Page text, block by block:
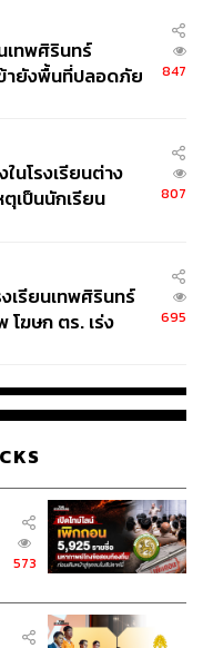
อไม่ เราพยายาม
จว่าท่านไม่แก้แน่
งนี้ ปัญหาเชิง
ารบริหารราชการ
ตรีท่านอื่น เพราะนา
จพิเศษที่เรียกว่า
านนี้เมืองนี้จะอยู่ต่อไป
ยกฯ หยุดให้ประเทศ
วนายกฯ ผมมั่นใจและ
ชน แต่ท่านรักไม่ถูก
ขอให้ท่านประกาศว่า
กก็ได้เพื่อแก้ปัญหาได้
จให้ประชาชน นั่นคือ
งจนพังทั้งแผ่นดินก็จะ
ลน่าน ศรีแก้ว
ยุทธ์ จันทร์โอชา
เทพศิรินทร์
ายังพื้นที่ปลอดภัย
847
นโรงเรียนต่าง
เป็นนักเรียน
807
เรียนเทพศิรินทร์
ฆษก ตร. เร่ง
695
573